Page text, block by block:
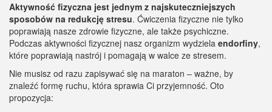
Aktywność fizyczna jest jednym z najskuteczniejszych
sposobów na redukcję stresu. Ćwiczenia fizyczne nie tylko
poprawiają nasze zdrowie fizyczne, ale także psychiczne.
Podczas aktywności fizycznej nasz organizm wydziela endorfiny,
które poprawiają nastrój i pomagają w walce ze stresem.
Nie musisz od razu zapisywać się na maraton – ważne, by
znaleźć formę ruchu, która sprawia Ci przyjemność. Oto
propozycja: